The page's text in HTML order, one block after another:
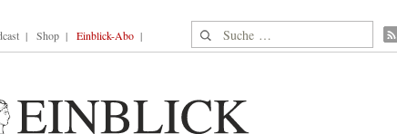
Shop Einblick-Abo Suche nach: